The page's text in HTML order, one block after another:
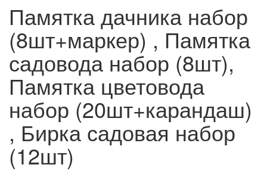
Памятка дачника набор
(8шт+маркер) , Памятка
садовода набор (8шт),
Памятка цветовода
набор (20шт+карандаш)
, Бирка садовая набор
(12шт)